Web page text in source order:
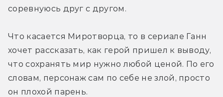
соревнуюсь друг с другом.
Что касается Миротворца, то в сериале Ганн
хочет рассказать, как герой пришел к выводу,
что сохранять мир нужно любой ценой. По его
словам, персонаж сам по себе не злой, просто
он плохой парень.